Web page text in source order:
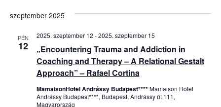
szeptember 2025
PÉN
12
„Encountering Trauma and Addiction in
Coaching and Therapy – A Relational Gestalt
Approach” – Rafael Cortina
2025. szeptember 12 -2025. szeptember 15
MamaisonHotel Andrássy Budapest****Mamaison Hotel
Andrássy Budapest****, Budapest, Andrássy út 111,
Magyarország